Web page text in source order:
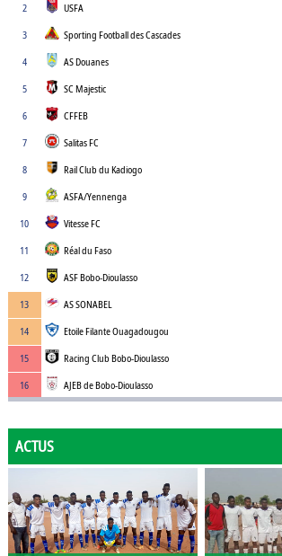
2
USFA
3
Sporting Football des Cascades
4
AS Douanes
5
SC Majestic
6
CFFEB
7
Salitas FC
8
Rail Club du Kadiogo
9
ASFA/Yennenga
10
Vitesse FC
11
Réal du Faso
12
ASF Bobo-Dioulasso
13
AS SONABEL
14
Etoile Filante Ouagadougou
15
Racing Club Bobo-Dioulasso
16
AJEB de Bobo-Dioulasso
ACTUS